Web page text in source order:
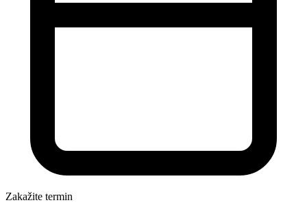
Zakažite termin